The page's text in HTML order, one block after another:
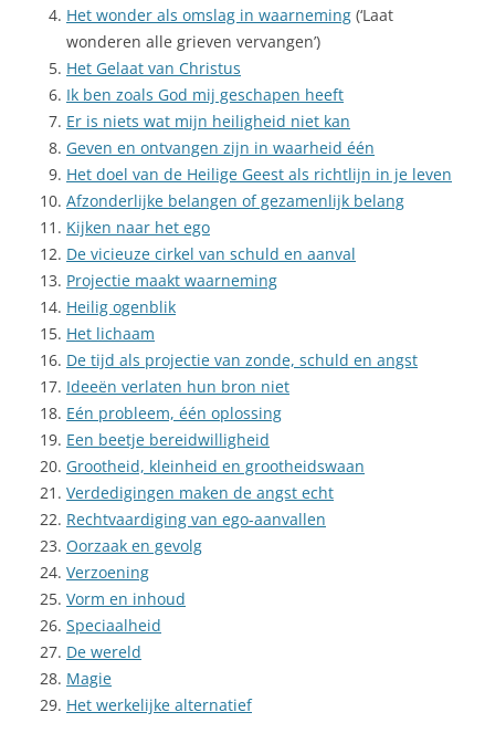
Het wonder als omslag in waarneming (‘Laat
wonderen alle grieven vervangen’)
Het Gelaat van Christus
Ik ben zoals God mij geschapen heeft
Er is niets wat mijn heiligheid niet kan
Geven en ontvangen zijn in waarheid één
Het doel van de Heilige Geest als richtlijn in je leven
Afzonderlijke belangen of gezamenlijk belang
Kijken naar het ego
De vicieuze cirkel van schuld en aanval
Projectie maakt waarneming
Heilig ogenblik
Het lichaam
De tijd als projectie van zonde, schuld en angst
Ideeën verlaten hun bron niet
Eén probleem, één oplossing
Een beetje bereidwilligheid
Grootheid, kleinheid en grootheidswaan
Verdedigingen maken de angst echt
Rechtvaardiging van ego-aanvallen
Oorzaak en gevolg
Verzoening
Vorm en inhoud
Speciaalheid
De wereld
Magie
Het werkelijke alternatief